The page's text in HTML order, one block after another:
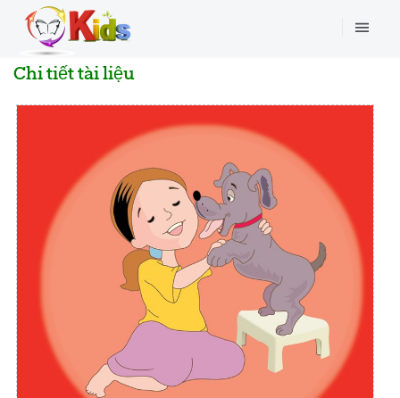
Chi tiết tài liệu